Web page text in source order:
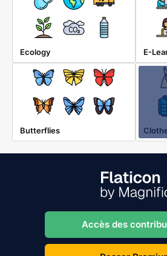
Ecology E-
Butterflies
Accès des